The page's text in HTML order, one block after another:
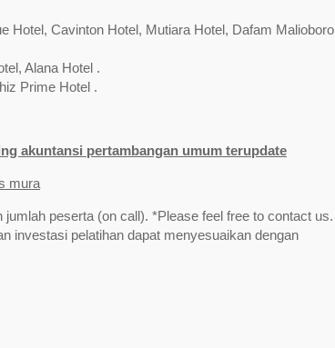
Hotel, Cavinton Hotel, Mutiara Hotel, Dafam Malioboro
Alana Hotel .
Prime Hotel .
akuntansi pertambangan umum terupdate
mura
peserta (on call). *Please feel free to contact us.
investasi pelatihan dapat menyesuaikan dengan